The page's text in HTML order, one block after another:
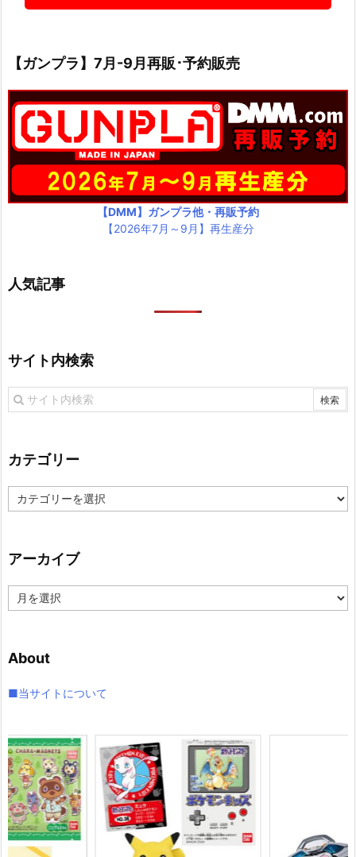
【ガンプラ】7月-9月再販･予約販売
【DMM】ガンプラ他・再販予約
【2026年7月～9月】再生産分
人気記事
サイト内検索
カテゴリー
テ
ー
アーカイブ
ー
ブ
About
■当サイトについて